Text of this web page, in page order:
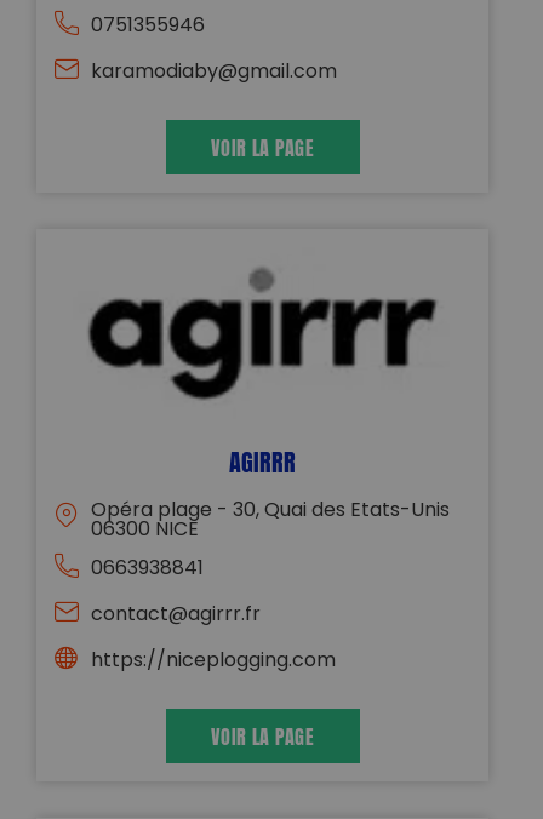
0751355946
karamodiaby@gmail.com
VOIR LA PAGE
AGIRRR
Opéra plage - 30, Quai des Etats-Unis
06300 NICE
0663938841
contact@agirrr.fr
https://niceplogging.com
VOIR LA PAGE